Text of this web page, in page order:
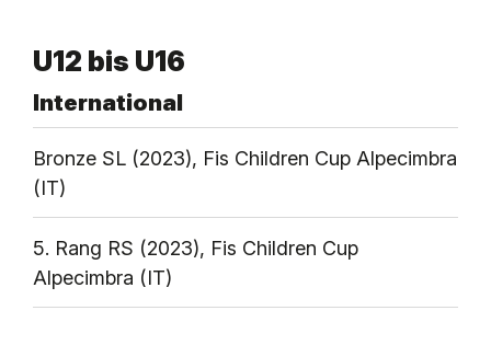
U12 bis U16
International
Bronze SL (2023), Fis Children Cup Alpecimbra
(IT)
5. Rang RS (2023), Fis Children Cup
Alpecimbra (IT)